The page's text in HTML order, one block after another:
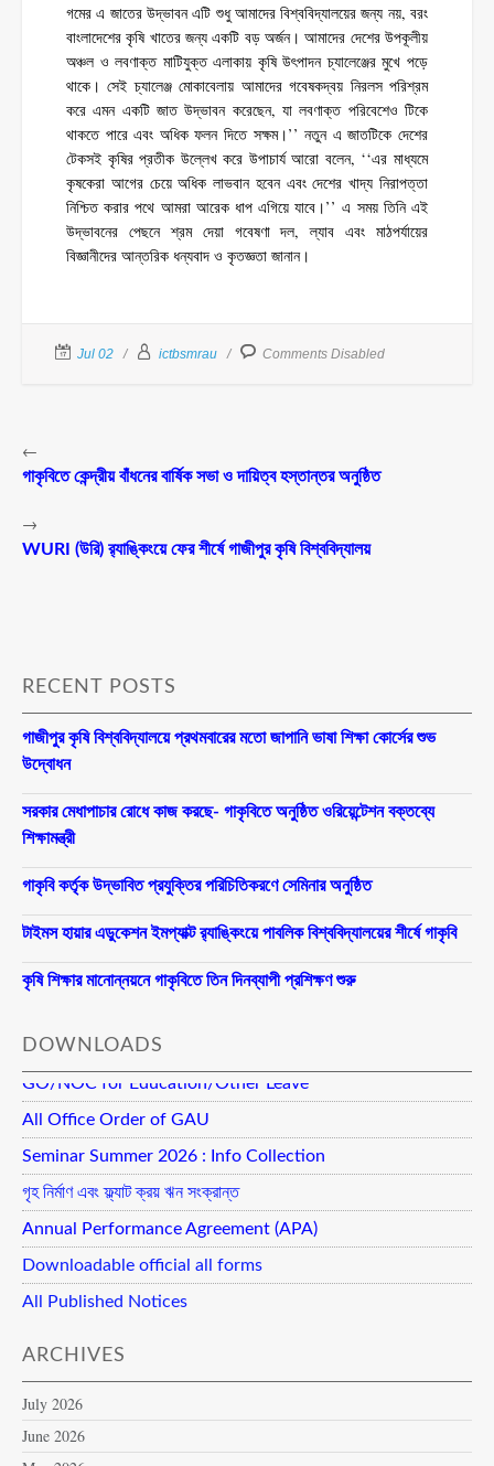
গমের এ জাতের উদ্ভাবন এটি শুধু আমাদের বিশ্ববিদ্যালয়ের জন্য নয়, বরং
বাংলাদেশের কৃষি খাতের জন্য একটি বড় অর্জন। আমাদের দেশের উপকূলীয়
অঞ্চল ও লবণাক্ত মাটিযুক্ত এলাকায় কৃষি উৎপাদন চ্যালেঞ্জের মুখে পড়ে
থাকে। সেই চ্যালেঞ্জ মোকাবেলায় আমাদের গবেষকদ্বয় নিরলস পরিশ্রম
করে এমন একটি জাত উদ্ভাবন করেছেন, যা লবণাক্ত পরিবেশেও টিকে
থাকতে পারে এবং অধিক ফলন দিতে সক্ষম।’’ নতুন এ জাতটিকে দেশের
টেকসই কৃষির প্রতীক উল্লেখ করে উপাচার্য আরো বলেন, ‘‘এর মাধ্যমে
কৃষকেরা আগের চেয়ে অধিক লাভবান হবেন এবং দেশের খাদ্য নিরাপত্তা
নিশ্চিত করার পথে আমরা আরেক ধাপ এগিয়ে যাবে।’’ এ সময় তিনি এই
উদ্ভাবনের পেছনে শ্রম দেয়া গবেষণা দল, ল্যাব এবং মাঠপর্যায়ের
বিজ্ঞানীদের আন্তরিক ধন্যবাদ ও কৃতজ্ঞতা জানান।
Jul 02 ictbsmrau Comments Disabled
←
গাকৃবিতে কেন্দ্রীয় বাঁধনের বার্ষিক সভা ও দায়িত্ব হস্তান্তর অনুষ্ঠিত
→
WURI (উরি) র‌্যাঙ্কিংয়ে ফের শীর্ষে গাজীপুর কৃষি বিশ্ববিদ্যালয়
RECENT POSTS
গাজীপুর কৃষি বিশ্ববিদ্যালয়ে প্রথমবারের মতো জাপানি ভাষা শিক্ষা কোর্সের শুভ
উদ্বোধন
সরকার মেধাপাচার রোধে কাজ করছে- গাকৃবিতে অনুষ্ঠিত ওরিয়েন্টেশন বক্তব্যে
শিক্ষামন্ত্রী
গাকৃবি কর্তৃক উদ্ভাবিত প্রযুক্তির পরিচিতিকরণে সেমিনার অনুষ্ঠিত
টাইমস হায়ার এডুকেশন ইমপ্যাক্ট র‍্যাঙ্কিংয়ে পাবলিক বিশ্ববিদ্যালয়ের শীর্ষে গাকৃবি
কৃষি শিক্ষার মানোন্নয়নে গাকৃবিতে তিন দিনব্যাপী প্রশিক্ষণ শুরু
DOWNLOADS
GO/NOC for Education/Other Leave
All Office Order of GAU
Seminar Summer 2026 : Info Collection
গৃহ নির্মাণ এবং ফ্ল্যাট ক্রয় ঋন সংক্রান্ত
Annual Performance Agreement (APA)
Downloadable official all forms
All Published Notices
ARCHIVES
July 2026
June 2026